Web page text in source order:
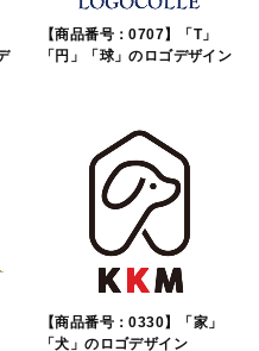
【商品番号：0707】「T」
「円」「球」のロゴデザイン
【商品番号：0330】「家」
「犬」のロゴデザイン